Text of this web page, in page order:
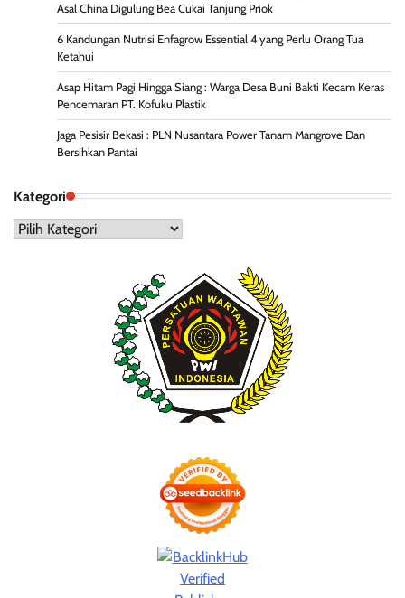
Asal China Digulung Bea Cukai Tanjung Priok
6 Kandungan Nutrisi Enfagrow Essential 4 yang Perlu Orang Tua
Ketahui
Asap Hitam Pagi Hingga Siang : Warga Desa Buni Bakti Kecam Keras
Pencemaran PT. Kofuku Plastik
Jaga Pesisir Bekasi : PLN Nusantara Power Tanam Mangrove Dan
Bersihkan Pantai
Kategori
Kategori